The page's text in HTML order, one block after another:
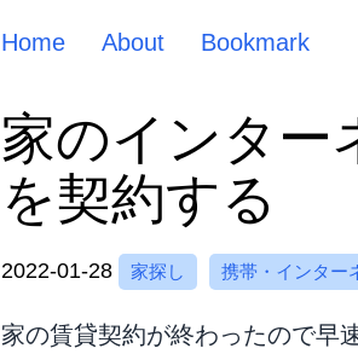
Home About Bookmark
家のインター
を契約する
2022-01-28 家探し 携帯・インター
家の賃貸契約が終わったので早